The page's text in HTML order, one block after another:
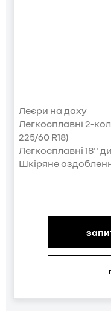
Леєри на даху
Легкосплавні 2-
225/60 R18)
Легкосплавні 18''
Шкіряне